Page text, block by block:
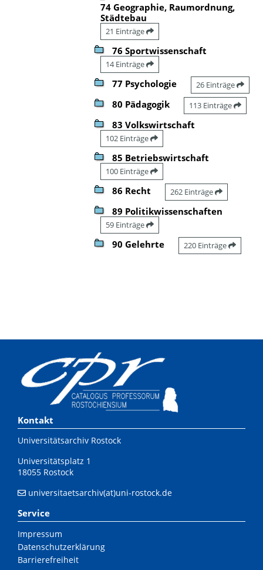
74 Geographie, Raumordnung,
Städtebau
21 Einträge
76 Sportwissenschaft
14 Einträge
77 Psychologie 26 Einträge
80 Pädagogik 113 Einträge
83 Volkswirtschaft
102 Einträge
85 Betriebswirtschaft
100 Einträge
86 Recht 262 Einträge
89 Politikwissenschaften
59 Einträge
90 Gelehrte 220 Einträge
Kontakt
Universitätsarchiv Rostock
Universitätsplatz 1
18055 Rostock
universitaetsarchiv(at)uni-rostock.de
Service
Impressum
Datenschutzerklärung
Barrierefreiheit